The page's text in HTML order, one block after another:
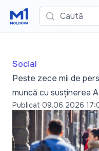
Caută
Social
Peste zece mii de
muncă cu susținerea
Publicat 09.06.2026